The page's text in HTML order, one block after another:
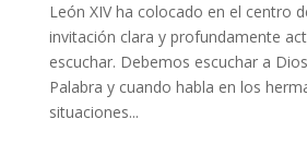
León XIV ha colocado en el centro
invitación clara y profundamente
escuchar. Debemos escuchar a
Palabra y cuando habla en los
situaciones...